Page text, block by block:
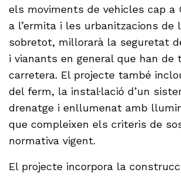
els moviments de vehicles cap a
a l’ermita i les urbanitzacions de
sobretot, millorarà la seguretat
i vianants en general que han de
carretera. El projecte també
del ferm, la instal·lació d’un
drenatge i enllumenat amb
que compleixen els criteris de
normativa vigent.
El projecte incorpora la